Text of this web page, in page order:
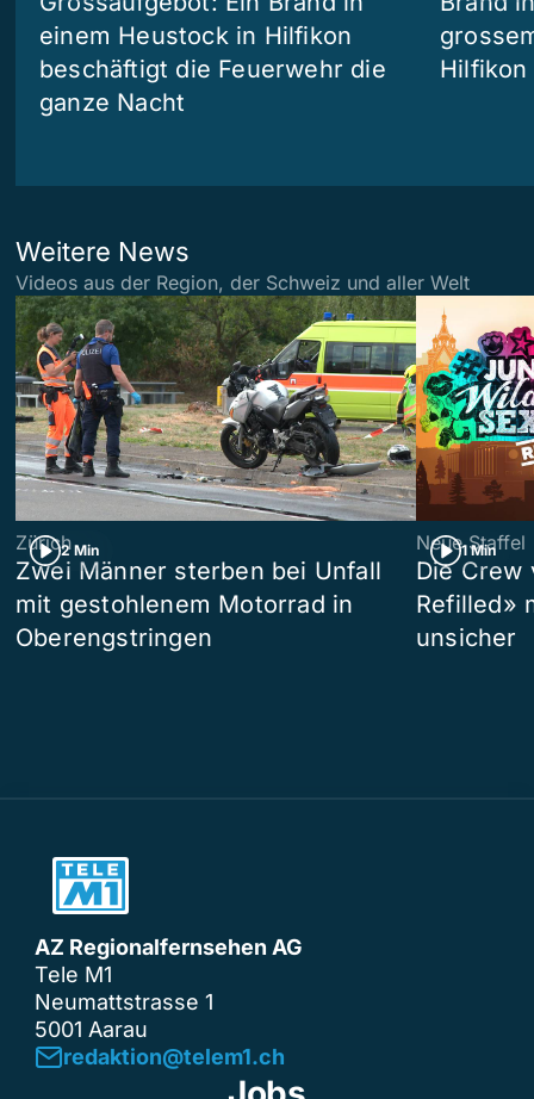
einem Heustock in Hilfikon
beschäftigt die Feuerwehr die
ganze Nacht
Hilfikon
Weitere News
Videos aus der Region, der Schweiz und aller Welt
2 Min
Zürich
Zwei Männer sterben bei Unfall
mit gestohlenem Motorrad in
Oberengstringen
1 Min
Neue Staffel
Die Crew
Refilled»
unsicher
AZ Regionalfernsehen AG
Tele M1
Neumattstrasse 1
5001 Aarau
redaktion@telem1.ch